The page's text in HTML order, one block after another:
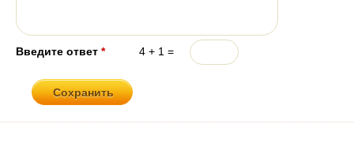
Введите ответ * 4 + 1 =